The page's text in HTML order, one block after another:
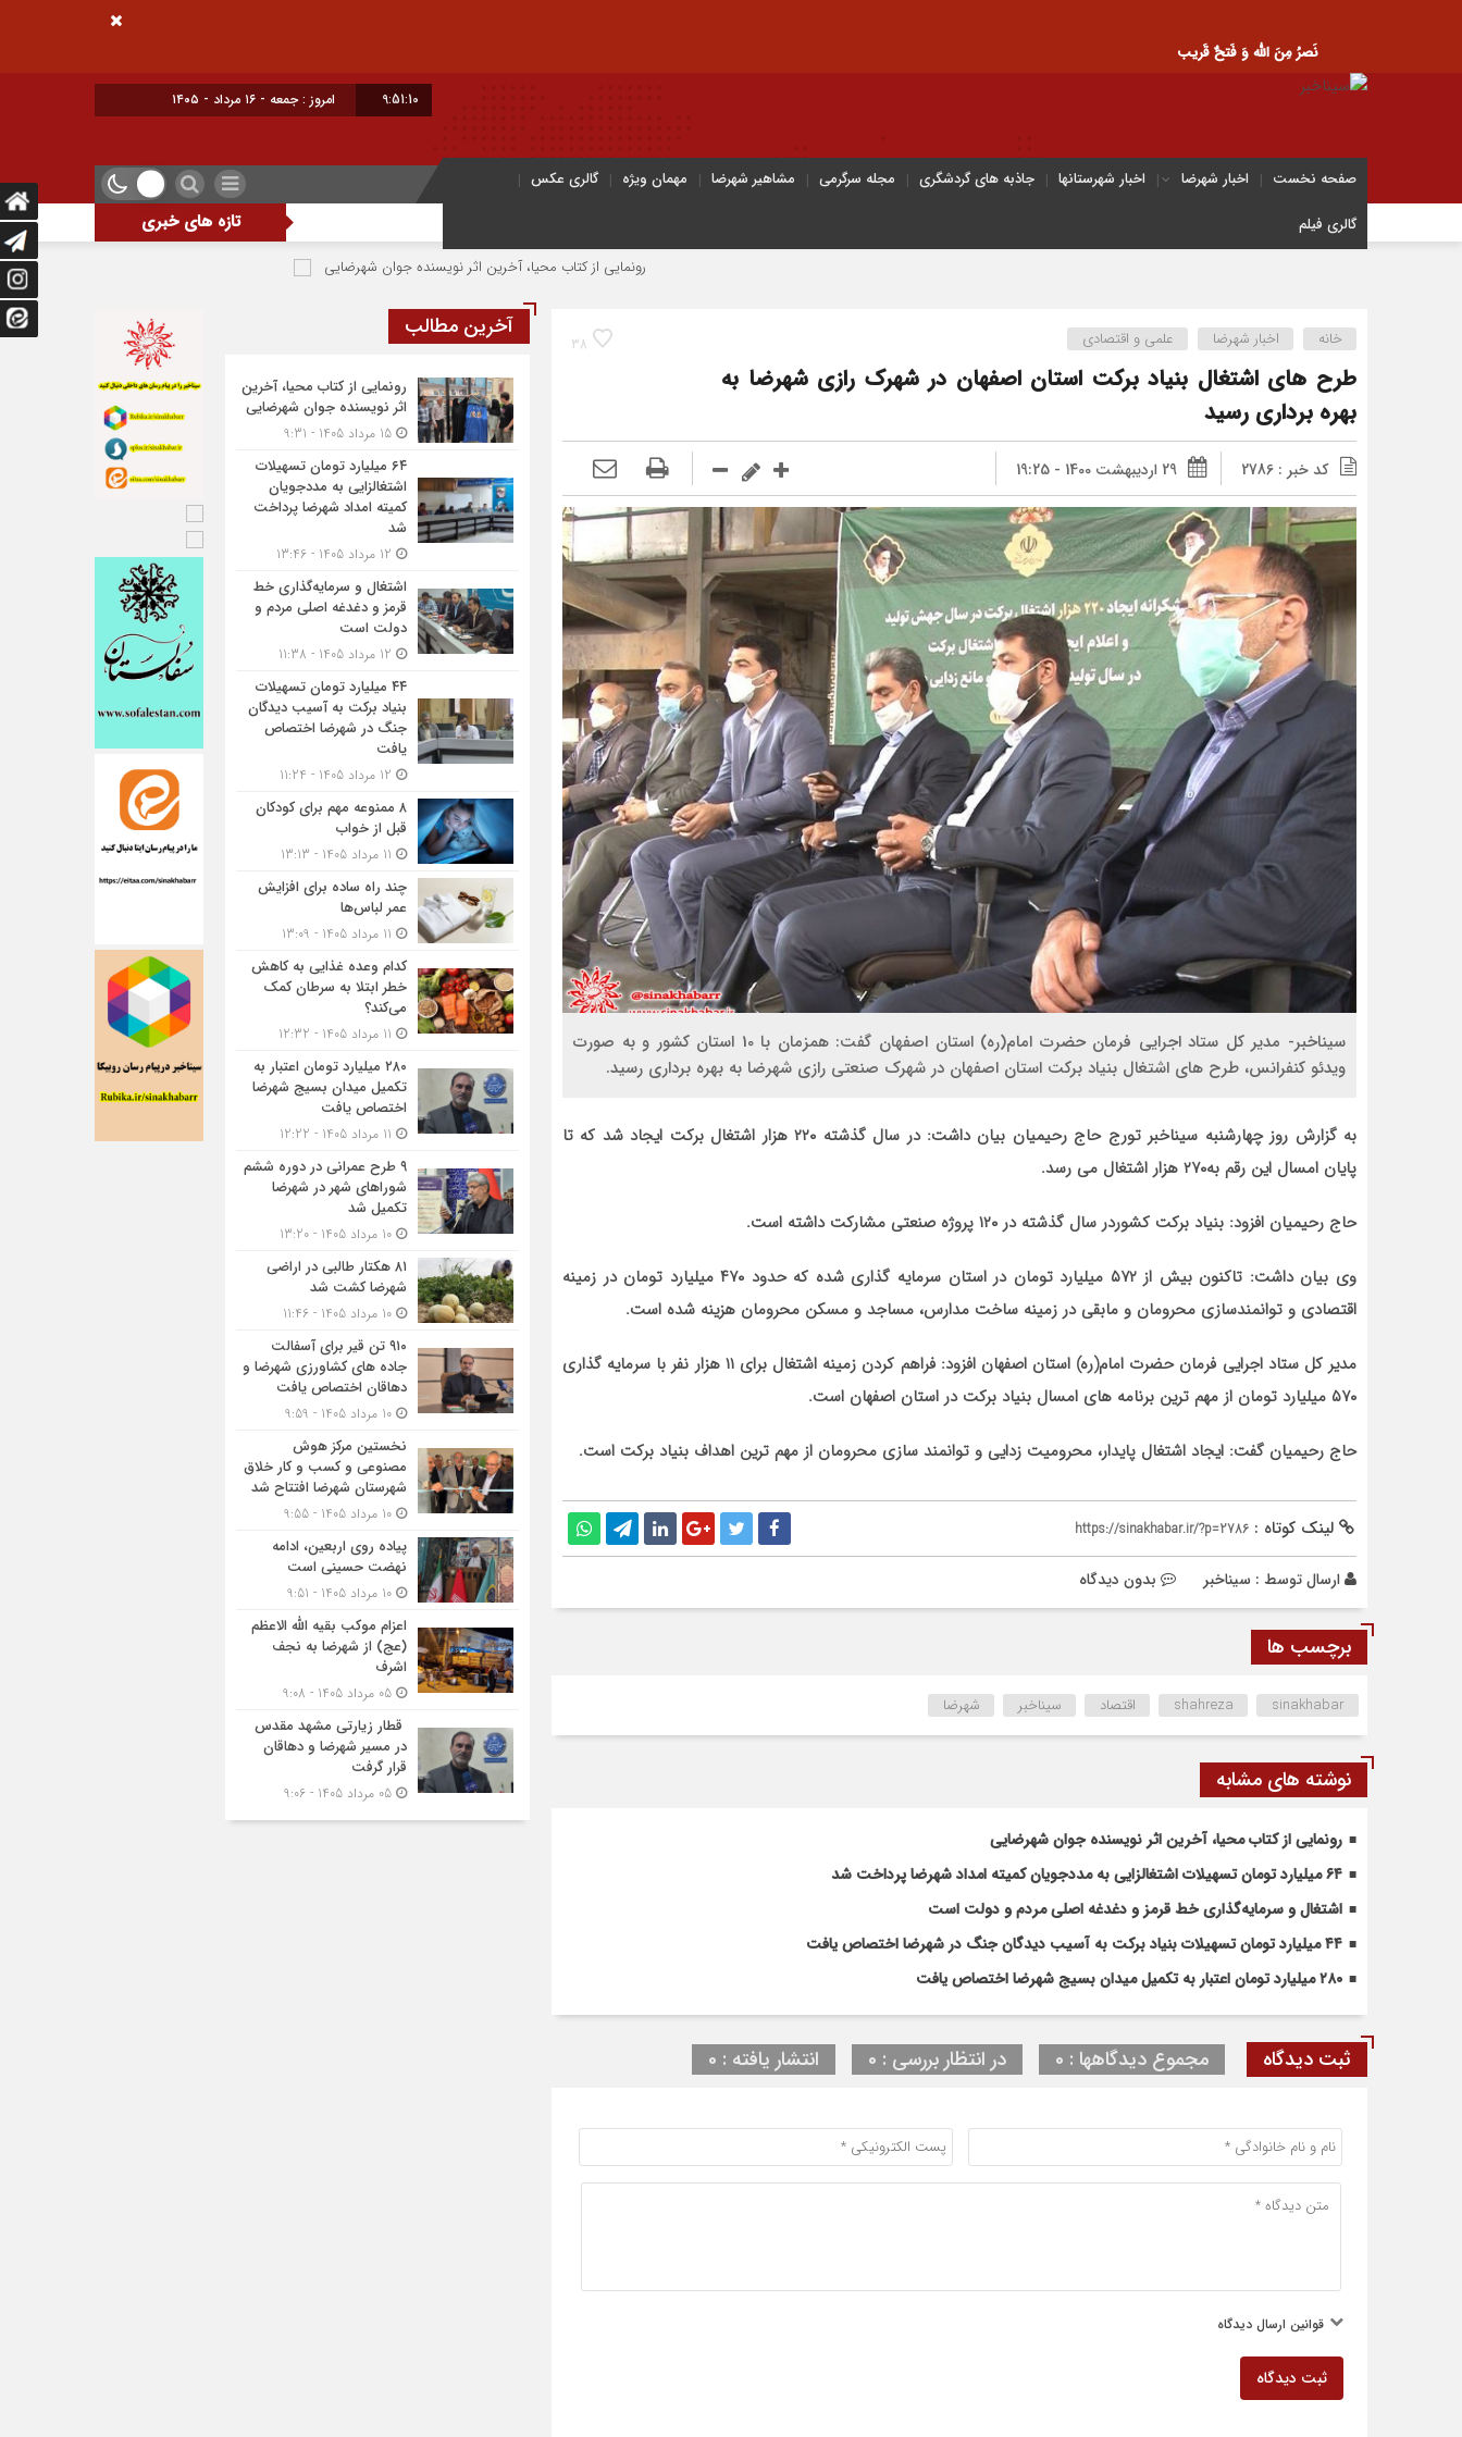
نَصرُ مِنَ الله وَ فَتحٌ قَریب
9:51:10 امروز : جمعه - ۱۶ مرداد - ۱۴۰۵
صفحه نخست اخبار شهرضا اخبار شهرستانها جاذبه های گردشگری مجله سرگرمی مشاهیر شهرضا مهمان ویژه
گالری عکس
گالری فیلم
تازه های خبری
رونمایی از کتاب محیا، آخرین اثر نویسنده جوان شهرضایی ۶۴ میلیارد تومان تسهیلات اشتغالزایی به مددجویان کمیته امداد شهرضا پرداخت شد
38 خانه اخبار شهرضا علمی و اقتصادی
طرح های اشتغال بنیاد برکت استان اصفهان در شهرک رازی شهرضا به
بهره برداری رسید
کد خبر : 2786 29 اردیبهشت 1400 - 19:25
سیناخبر- مدیر کل ستاد اجرایی فرمان حضرت امام(ره) استان اصفهان گفت: همزمان با 10 استان کشور و به صورت
ویدئو کنفرانس، طرح های اشتغال بنیاد برکت استان اصفهان در شهرک صنعتی رازی شهرضا به بهره برداری رسید.
به گزارش روز چهارشنبه سیناخبر تورج حاج رحیمیان بیان داشت: در سال گذشته ۲۲۰ هزار اشتغال برکت ایجاد شد که تا
پایان امسال این رقم به۲۷۰ هزار اشتغال می رسد.
حاج رحیمیان افزود: بنیاد برکت کشوردر سال گذشته در ۱۲۰ پروژه صنعتی مشارکت داشته است.
وی بیان داشت: تاکنون بیش از ۵۷۲ میلیارد تومان در استان سرمایه گذاری شده که حدود ۴۷۰ میلیارد تومان در زمینه
اقتصادی و توانمندسازی محرومان و مابقی در زمینه ساخت مدارس، مساجد و مسکن محرومان هزینه شده است.
مدیر کل ستاد اجرایی فرمان حضرت امام(ره) استان اصفهان افزود: فراهم کردن زمینه اشتغال برای ۱۱ هزار نفر با سرمایه گذاری
۵۷۰ میلیارد تومان از مهم ترین برنامه های امسال بنیاد برکت در استان اصفهان است.
حاج رحیمیان گفت: ایجاد اشتغال پایدار، محرومیت زدایی و توانمند سازی محرومان از مهم ترین اهداف بنیاد برکت است.
لینک کوتاه : https://sinakhabar.ir/?p=2786
ارسال توسط : سیناخبر بدون دیدگاه
برچسب ها
shahreza sinakhabar اقتصاد سیناخبر شهرضا
نوشته های مشابه
رونمایی از کتاب محیا، آخرین اثر نویسنده جوان شهرضایی
۶۴ میلیارد تومان تسهیلات اشتغالزایی به مددجویان کمیته امداد شهرضا پرداخت شد
اشتغال و سرمایه‌گذاری خط قرمز و دغدغه اصلی مردم و دولت است
۴۴ میلیارد تومان تسهیلات بنیاد برکت به آسیب دیدگان جنگ در شهرضا اختصاص یافت
۲۸۰ میلیارد تومان اعتبار به تکمیل میدان بسیج شهرضا اختصاص یافت
ثبت دیدگاه مجموع دیدگاهها : 0 در انتظار بررسی : 0 انتشار یافته : 0
قوانین ارسال دیدگاه
ثبت دیدگاه
آخرین مطالب
رونمایی از کتاب محیا، آخرین
اثر نویسنده جوان شهرضایی
۶۴ میلیارد تومان تسهیلات
اشتغالزایی به مددجویان
کمیته امداد شهرضا پرداخت
شد
اشتغال و سرمایه‌گذاری خط
قرمز و دغدغه اصلی مردم و
دولت است
۴۴ میلیارد تومان تسهیلات
بنیاد برکت به آسیب دیدگان
جنگ در شهرضا اختصاص
یافت
۸ ممنوعه مهم برای کودکان
قبل از خواب
چند راه ساده برای افزایش
عمر لباس‌ها
کدام وعده غذایی به کاهش
خطر ابتلا به سرطان کمک
می‌کند؟
۲۸۰ میلیارد تومان اعتبار به
تکمیل میدان بسیج شهرضا
اختصاص یافت
۹ طرح عمرانی در دوره ششم
شوراهای شهر در شهرضا
تکمیل شد
۸۱ هکتار طالبی در اراضی
شهرضا کشت شد
۹۱۰ تن قیر برای آسفالت
جاده های کشاورزی شهرضا و
دهاقان اختصاص یافت
نخستین مرکز هوش
مصنوعی و کسب‌ و کار خلاق
شهرستان شهرضا افتتاح شد
پیاده روی اربعین، ادامه
نهضت حسینی است
اعزام موکب بقیه الله الاعظم
(عج) از شهرضا به نجف
اشرف
قطار زیارتی مشهد مقدس
در مسیر شهرضا و دهاقان
قرار گرفت